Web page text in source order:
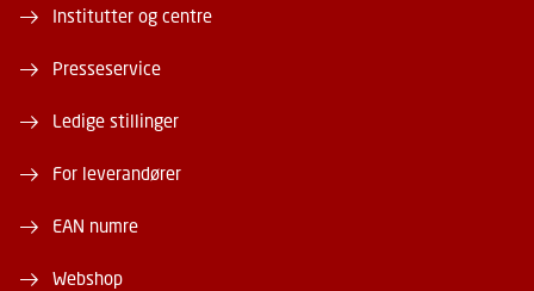
Institutter og centre
Presseservice
Ledige stillinger
For leverandører
EAN numre
Webshop